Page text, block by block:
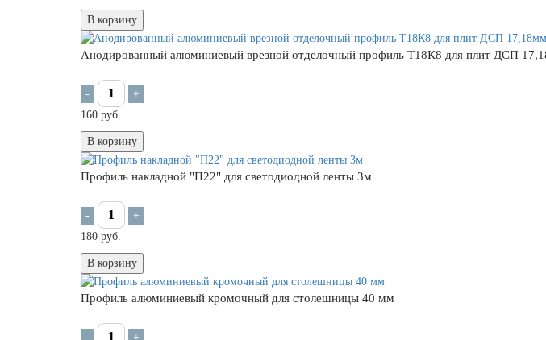
В корзину
Анодированный алюминиевый врезной отделочный профиль Т18К8 для плит ДСП
-
+
160 руб.
В корзину
Профиль накладной "П22" для светодиодной ленты 3м
-
+
180 руб.
В корзину
Профиль алюминиевый кромочный для столешницы 40 мм
-
+